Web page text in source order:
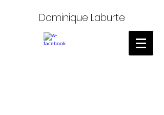
Dominique Laburte